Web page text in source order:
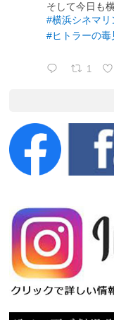
そして今日も
#横浜シネマリ
#ヒトラーの毒
1